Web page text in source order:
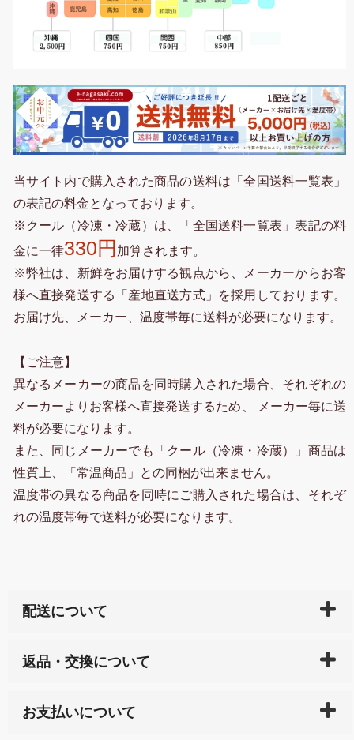
当サイト内で購入された商品の送料は「全国送料一覧表」
の表記の料金となっております。
※クール（冷凍・冷蔵）は、「全国送料一覧表」表記の料
金に一律330円 加算されます。
※弊社は、新鮮をお届けする観点から、メーカーからお客
様へ直接発送する「産地直送方式」を採用しております。
お届け先、メーカー、温度帯毎に送料が必要になります。
【ご注意】
異なるメーカーの商品を同時購入された場合、それぞれの
メーカーよりお客様へ直接発送するため、 メーカー毎に送
料が必要になります。
また、同じメーカーでも「クール（冷凍・冷蔵）」商品は
性質上、「常温商品」との同梱が出来ません。
温度帯の異なる商品を同時にご購入された場合は、それぞ
れの温度帯毎で送料が必要になります。
配送について
天ペイ」の方はご注文受付後）、 長崎県下全域に点在
サイト内で購入された商品の送料は、こちらの
全国送
返品・交換について
または配送途中の 事故などで不都合が生じている場合
お支払いについて